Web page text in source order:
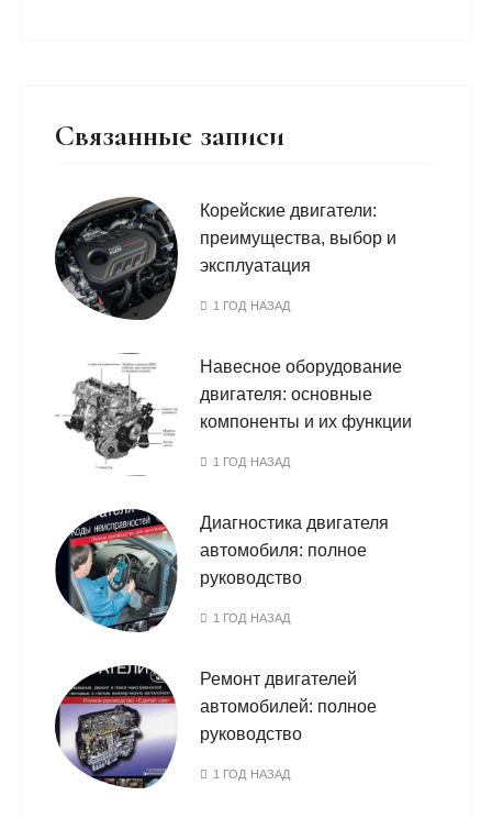
Связанные записи
Корейские двигатели:
преимущества, выбор и
эксплуатация
1 ГОД НАЗАД
Навесное оборудование
двигателя: основные
компоненты и их функции
1 ГОД НАЗАД
Диагностика двигателя
автомобиля: полное
руководство
1 ГОД НАЗАД
Ремонт двигателей
автомобилей: полное
руководство
1 ГОД НАЗАД